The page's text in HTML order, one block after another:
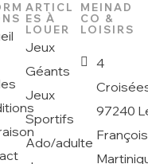
ARTICL
ES À
LOUER
Jeux
Géants
Jeux
Sportifs
Ado/adulte
MEINAD
CO &
LOISIRS
4
97240
François